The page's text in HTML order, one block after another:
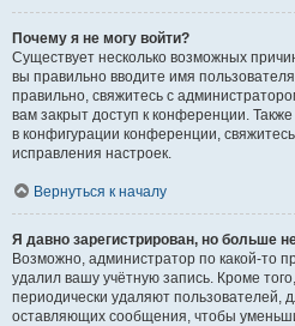
Почему я не могу войти?
Существует несколько возможных
вы правильно вводите имя
правильно, свяжитесь с
вам закрыт доступ к конференции.
в конфигурации конференции,
исправления настроек.
Вернуться к началу
Я давно зарегистрирован, но больше
Возможно, администратор по какой-то
удалил вашу учётную запись. Кроме
периодически удаляют пользователей,
оставляющих сообщения, чтобы